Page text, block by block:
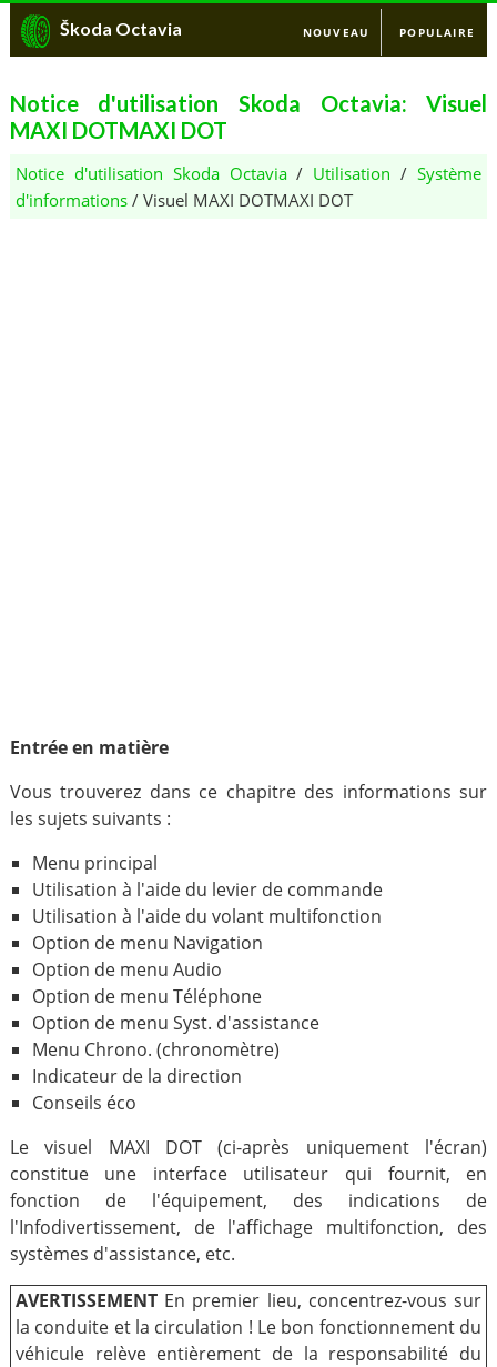
Škoda Octavia NOUVEAU POPULAIRE
Notice d'utilisation Skoda Octavia: Visuel
MAXI DOTMAXI DOT
Notice d'utilisation Skoda Octavia/ Utilisation /Système
d'informations/ Visuel MAXI DOTMAXI DOT
Entrée en matière
Vous trouverez dans ce chapitre des informations sur
les sujets suivants :
Menu principal
Utilisation à l'aide du levier de commande
Utilisation à l'aide du volant multifonction
Option de menu Navigation
Option de menu Audio
Option de menu Téléphone
Option de menu Syst. d'assistance
Menu Chrono. (chronomètre)
Indicateur de la direction
Conseils éco
Le visuel MAXI DOT (ci-après uniquement l'écran)
constitue une interface utilisateur qui fournit, en
fonction de l'équipement, des indications de
l'Infodivertissement, de l'affichage multifonction, des
systèmes d'assistance, etc.
AVERTISSEMENT En premier lieu, concentrez-vous sur
la conduite et la circulation ! Le bon fonctionnement du
véhicule relève entièrement de la responsabilité du